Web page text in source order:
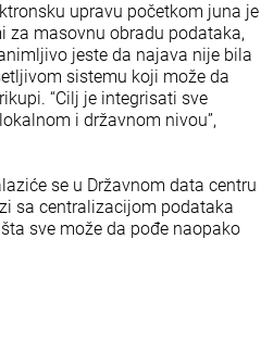
upravu početkom juna je
za masovnu obradu podataka,
jeste da najava nije bila
sistemu koji može da
“Cilj je integrisati sve
i državnom nivou”,
se u Državnom data centru
sa centralizacijom podataka
sve može da pođe naopako